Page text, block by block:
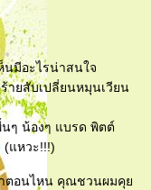
นมีอะไรน่าสนใจ
ายสับเปลี่ยนหมุนเวียน
ๆ น้องๆ แบรด พิตต์
(แหวะ!!!)
าตอนไหน คุณชวนผมคุ